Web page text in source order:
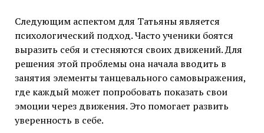
Следующим аспектом для Татьяны является
психологический подход. Часто ученики боятся
выразить себя и стесняются своих движений. Для
решения этой проблемы она начала вводить в
занятия элементы танцевального самовыражения,
где каждый может попробовать показать свои
эмоции через движения. Это помогает развить
уверенность в себе.